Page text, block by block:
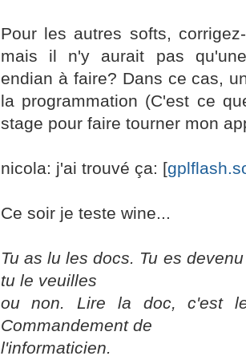
Pour les autres softs,
mais il n'y aurait pas
endian à faire? Dans ce cas,
la programmation (C'est ce
stage pour faire tourner mon
nicola: j'ai trouvé ça: [
Ce soir je teste wine...
Tu as lu les docs. Tu es
tu le veuilles
ou non. Lire la doc, c'est
Commandement de
l'informaticien.